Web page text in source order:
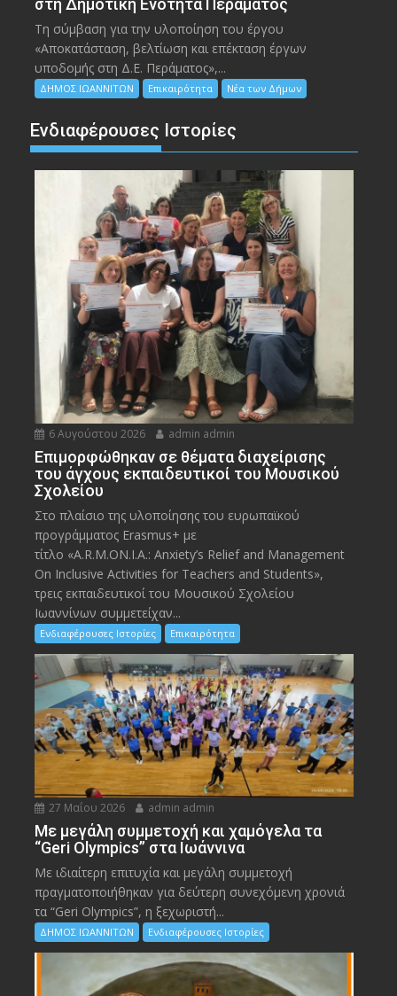
στη Δημοτική Ενότητα Περάματος
Τη σύμβαση για την υλοποίηση του έργου
«Αποκατάσταση, βελτίωση και επέκταση έργων
υποδομής στη Δ.Ε. Περάματος»,...
ΔΗΜΟΣ ΙΩΑΝΝΙΤΩΝ Επικαιρότητα Νέα των Δήμων
Ενδιαφέρουσες Ιστορίες
6 Αυγούστου 2026 admin admin
Eπιμορφώθηκαν σε θέματα διαχείρισης
του άγχους εκπαιδευτικοί του Μουσικού
Σχολείου
Στο πλαίσιο της υλοποίησης του ευρωπαϊκού
προγράμματος Erasmus+ με
τίτλο «A.R.M.ON.I.A.: Anxiety’s Relief and Management
On Inclusive Activities for Teachers and Students»,
τρεις εκπαιδευτικοί του Μουσικού Σχολείου
Ιωαννίνων συμμετείχαν...
Ενδιαφέρουσες Ιστορίες Επικαιρότητα
27 Μαΐου 2026 admin admin
Με μεγάλη συμμετοχή και χαμόγελα τα
“Geri Olympics” στα Ιωάννινα
Με ιδιαίτερη επιτυχία και μεγάλη συμμετοχή
πραγματοποιήθηκαν για δεύτερη συνεχόμενη χρονιά
τα “Geri Olympics”, η ξεχωριστή...
ΔΗΜΟΣ ΙΩΑΝΝΙΤΩΝ Ενδιαφέρουσες Ιστορίες